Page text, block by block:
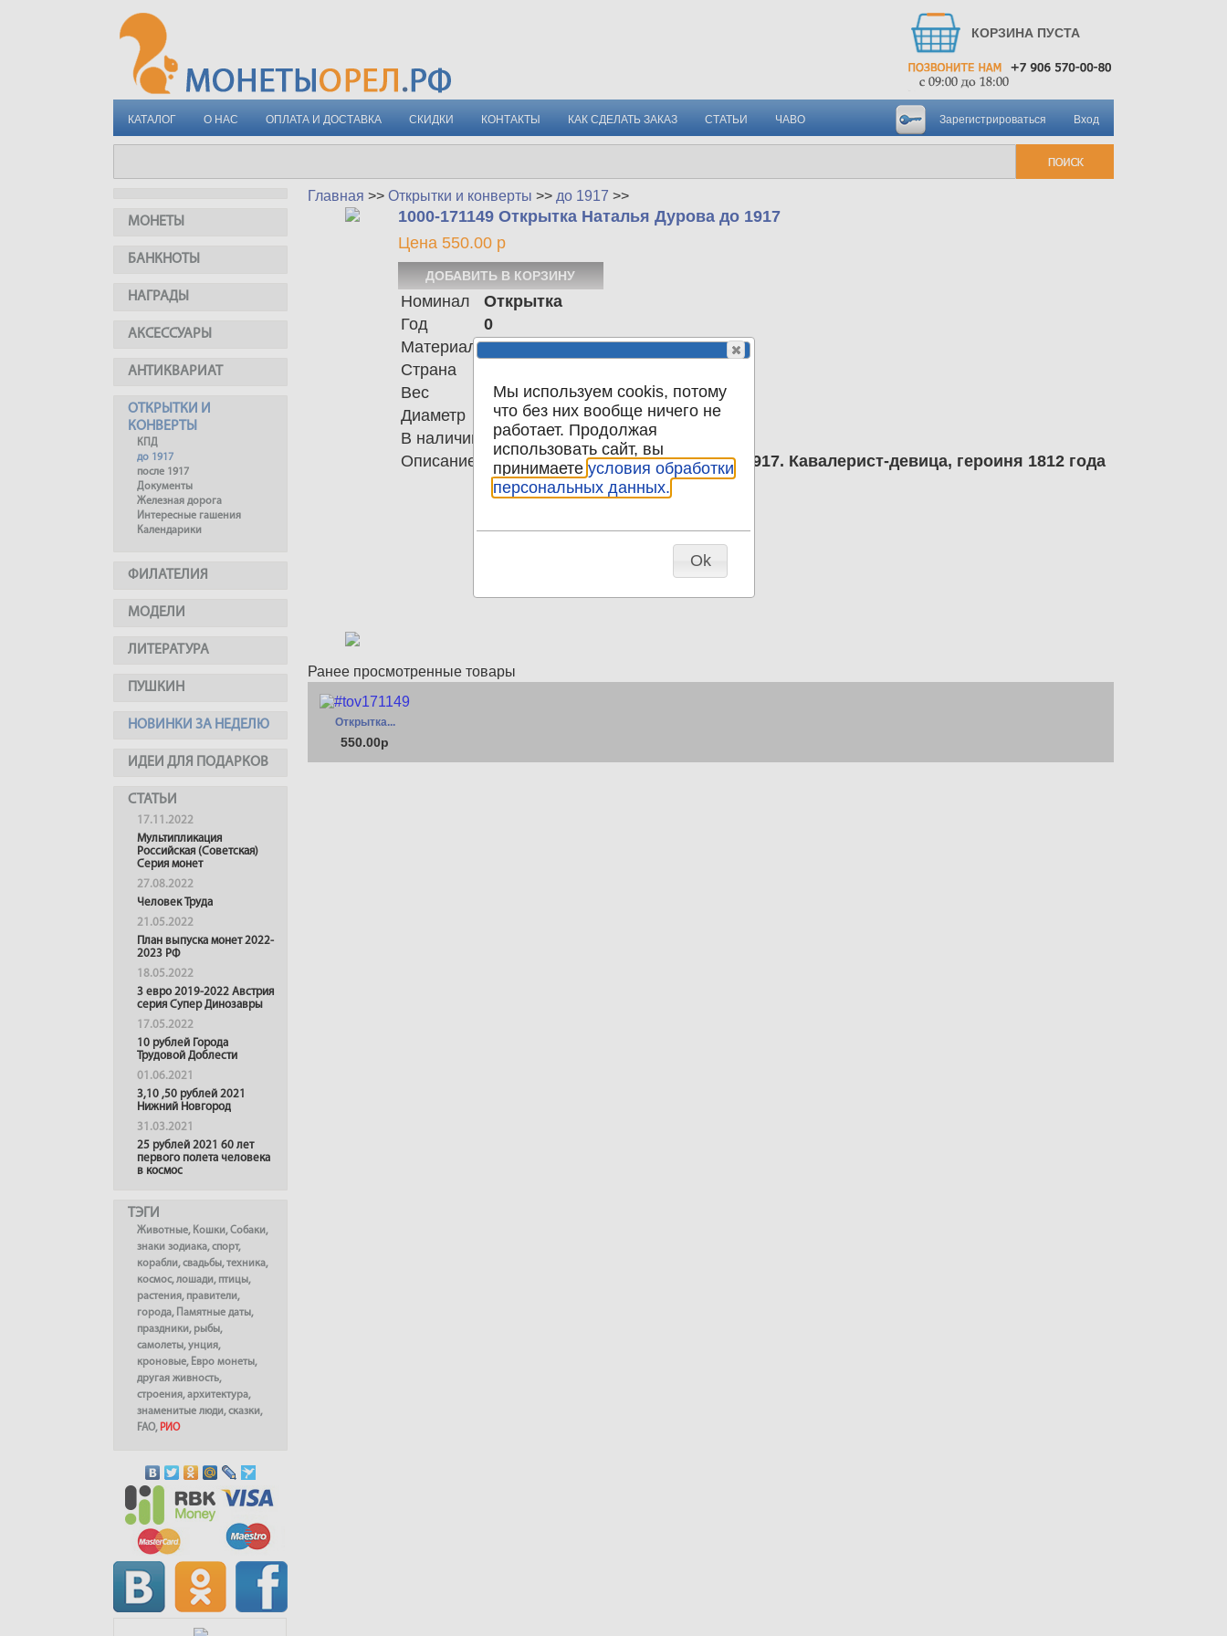
КОРЗИНА ПУСТА
КАТАЛОГ О НАС ОПЛАТА И ДОСТАВКА СКИДКИ КОНТАКТЫ КАК СДЕЛАТЬ ЗАКАЗ СТАТЬИ ЧАВО Вход
Зарегистрироваться
МОНЕТЫ
БАНКНОТЫ
НАГРАДЫ
АКСЕССУАРЫ
АНТИКВАРИАТ
ОТКРЫТКИ И
КОНВЕРТЫ
КПД
до 1917
после 1917
Документы
Железная дорога
Интересные гашения
Календарики
ФИЛАТЕЛИЯ
МОДЕЛИ
ЛИТЕРАТУРА
ПУШКИН
НОВИНКИ ЗА НЕДЕЛЮ
ИДЕИ ДЛЯ ПОДАРКОВ
СТАТЬИ
17.11.2022
Мультипликация
Российская (Советская)
Серия монет
27.08.2022
Человек Труда
21.05.2022
План выпуска монет 2022-
2023 РФ
18.05.2022
3 евро 2019-2022 Австрия
серия Супер Динозавры
17.05.2022
10 рублей Города
Трудовой Доблести
01.06.2021
3,10 ,50 рублей 2021
Нижний Новгород
31.03.2021
25 рублей 2021 60 лет
первого полета человека
в космос
ТЭГИ
Животные, Кошки,Собаки,
знаки зодиака,спорт,
корабли,свадьбы,техника,
космос,лошади, птицы,
растения, правители,
города, Памятные даты,
праздники, рыбы,
самолеты,унция,
кроновые, Евро монеты,
другая живность,
строения,архитектура,
знаменитые люди,сказки,
FAO, РИО
Главная >> Открытки и конверты >> до 1917 >>
1000-171149 Открытка Наталья Дурова до 1917
Цена 550.00 р
Номинал
Открытка
Год
0
Материал
Страна
Вес
0.00
Диаметр
0.00
В наличии
Описание
1 Открытка Наталья Дурова до 1917. Кавалерист-девица, героиня 1812 года
Ранее просмотренные товары
Открытка...
550.00р
Мы используем cookis, потому
что без них вообще ничего не
работает. Продолжая
использовать сайт, вы
принимаете условия обработки
персональных данных.
Ok